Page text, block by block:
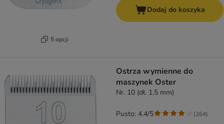
5 opcji
Dodaj do koszyka
Ostrza wymienne do
maszynek Oster
Nr. 10 (dł. 1,5 mm)
Pusto: 4.4/5 (264)